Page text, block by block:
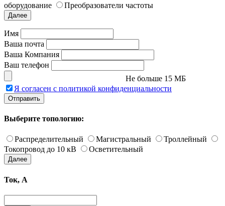
оборудование
Преобразователи частоты
Далее
Имя
Ваша почта
Ваша Компания
Ваш телефон
Не больше 15 МБ
Я согласен с политикой конфиденциальности
Отправить
Выберите топологию:
Распределительный Магистральный
Троллейный
Токопровод до 10 кВ
Осветительный
Далее
Ток, А